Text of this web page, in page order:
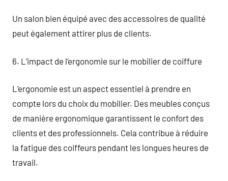
Un salon bien équipé avec des accessoires de qualité
peut également attirer plus de clients.
6. L’impact de l’ergonomie sur le mobilier de coiffure
L’ergonomie est un aspect essentiel à prendre en
compte lors du choix du mobilier. Des meubles conçus
de manière ergonomique garantissent le confort des
clients et des professionnels. Cela contribue à réduire
la fatigue des coiffeurs pendant les longues heures de
travail.